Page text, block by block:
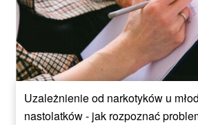
Uzależnienie od narkotyków u
nastolatków - jak rozpoznać